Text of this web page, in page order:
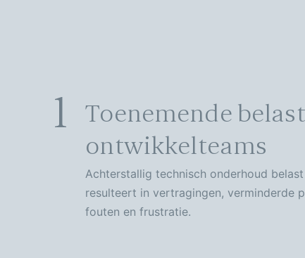
1
Toenemende
ontwikkelteams
Achterstallig technisch onderhoud
resulteert in vertragingen, verminderde
fouten en frustratie.